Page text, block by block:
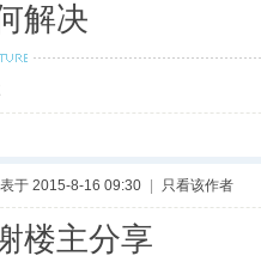
解决
于 2015-8-16 09:30 只看该作者
楼主分享